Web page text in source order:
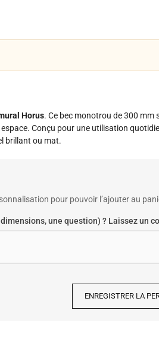
Horus. Ce bec monotrou de 300 mm
Conçu pour une utilisation
brillant ou mat.
pour pouvoir l’ajouter au
une question) ? Laissez un
ENREGISTRER LA